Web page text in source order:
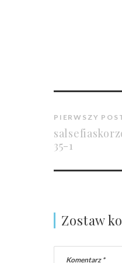
PIERWSZY
35-1
Zostaw